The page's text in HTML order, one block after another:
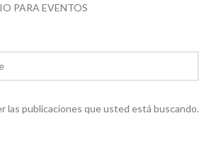
PARA EVENTOS
las publicaciones que usted está buscando.